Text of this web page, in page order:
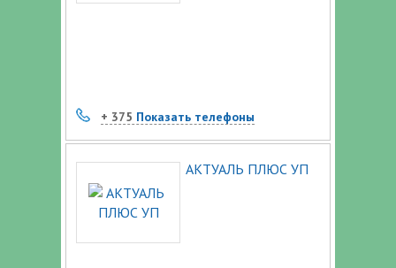
+ 375 Показать телефоны
АКТУАЛЬ ПЛЮС УП